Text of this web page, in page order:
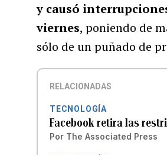
y causó
viernes, poniendo de
sólo de un puñado de
RELACIONADAS
TECNOLOGÍA
Facebook retira las
Por The Associated Press